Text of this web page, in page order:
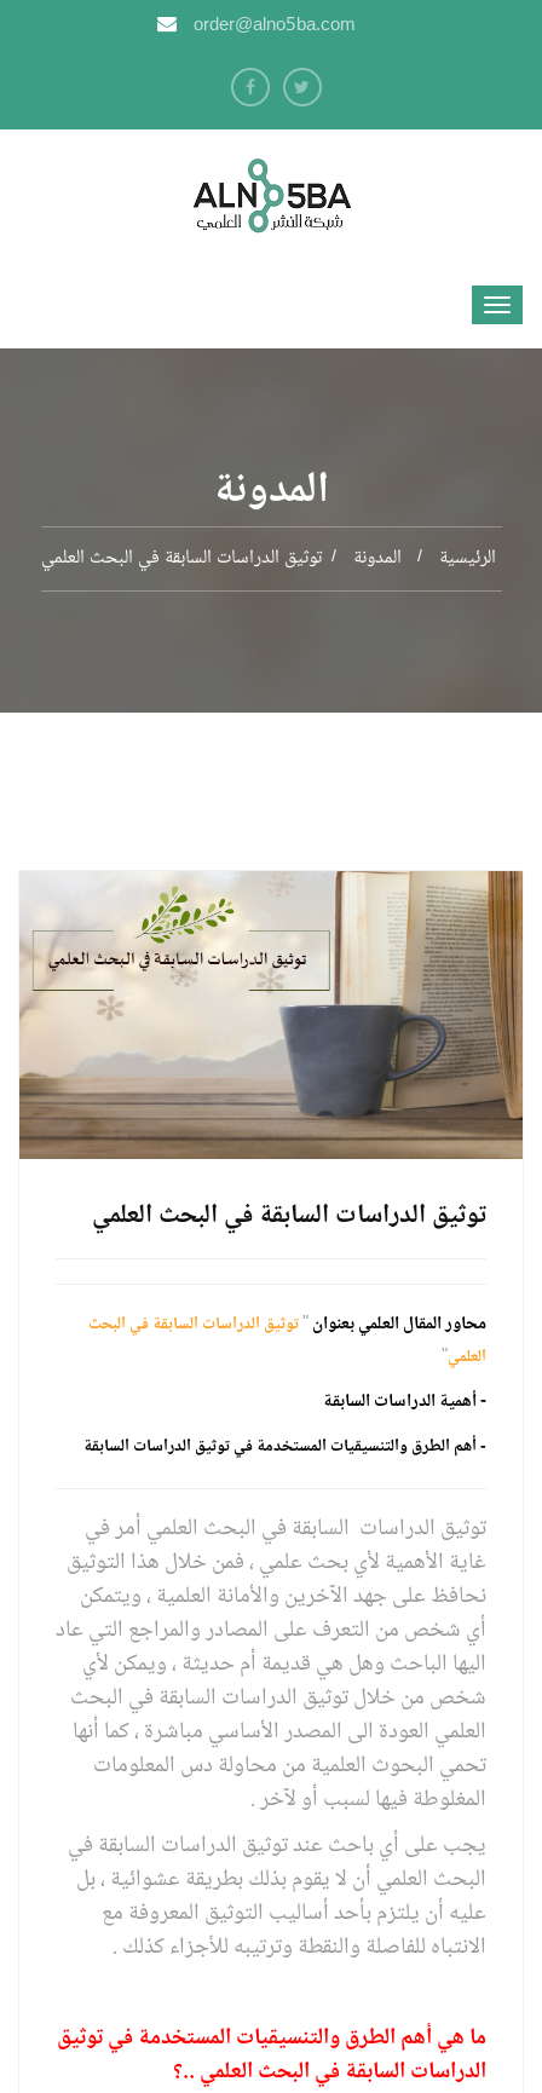
order@alno5ba.com
المدونة
توثيق الدراسات السابقة في البحث العلمي المدونة الرئيسية
توثيق الدراسات السابقة في البحث العلمي
محاور المقال العلمي بعنوان"توثيق الدراسات السابقة في البحث
العلمي"
- أهمية الدراسات السابقة
-أهم الطرق والتنسيقيات المستخدمة في توثيق الدراسات السابقة
توثيق الدراسات السابقة في البحث العلمي أمر في
غاية الأهمية لأي بحث علمي ، فمن خلال هذا التوثيق
نحافظ على جهد الآخرين والأمانة العلمية ، ويتمكن
أي شخص من التعرف على المصادر والمراجع التي عاد
اليها الباحث وهل هي قديمة أم حديثة ، ويمكن لأي
شخص من خلال توثيق الدراسات السابقة في البحث
العلمي العودة الى المصدر الأساسي مباشرة ، كما أنها
تحمي البحوث العلمية من محاولة دس المعلومات
المغلوطة فيها لسبب أو لآخر .
يجب على أي باحث عند توثيق الدراسات السابقة في
البحث العلمي أن لا يقوم بذلك بطريقة عشوائية ، بل
عليه أن يلتزم بأحد أساليب التوثيق المعروفة مع
الانتباه للفاصلة والنقطة وترتيبه للأجزاء كذلك .
ما هي أهم الطرق والتنسيقيات المستخدمة في توثيق
الدراسات السابقة في البحث العلمي ..؟